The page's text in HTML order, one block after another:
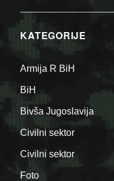
KATEGORIJE
Armija R BiH
BiH
Bivša Jugoslavija
Civilni sektor
Civilni sektor
Foto